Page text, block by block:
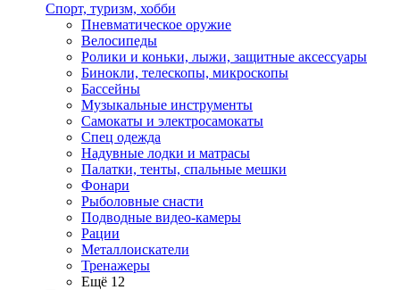
Спорт, туризм, хобби
Пневматическое оружие
Велосипеды
Ролики и коньки, лыжи, защитные аксессуары
Бинокли, телескопы, микроскопы
Бассейны
Музыкальные инструменты
Самокаты и электросамокаты
Спец одежда
Надувные лодки и матрасы
Палатки, тенты, спальные мешки
Фонари
Рыболовные снасти
Подводные видео-камеры
Рации
Металлоискатели
Тренажеры
Ещё 12